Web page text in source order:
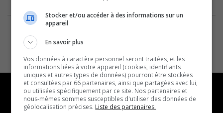
Stocker et/ou accéder à des informations sur un
appareil
En savoir plus
Vos données à caractère personnel seront traitées, et les
informations liées à votre appareil (cookies, identifiants
uniques et autres types de données) pourront être stockées
et consultées par 66 partenaires, ainsi que partagées avec lui,
ou utilisées spécifiquement par ce site. Nos partenaires et
nous-mêmes sommes susceptibles d'utiliser des données de
géolocalisation précises. Liste des partenaires.